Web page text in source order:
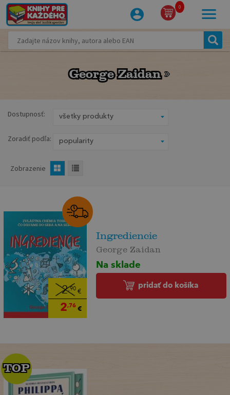
0
George Zaidan
George Zaidan
Dostupnosť:
Zoradiť podľa:
Zobrazenie
2,90€
2,76€
Ingrediencie
George Zaidan
Na sklade
pridať do košíka
TOP
TOP